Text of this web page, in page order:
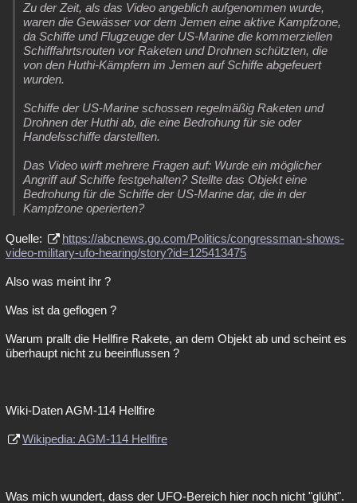
Zu der Zeit, als das Video angeblich aufgenommen wurde,
waren die Gewässer vor dem Jemen eine aktive Kampfzone,
da Schiffe und Flugzeuge der US-Marine die kommerziellen
Schifffahrtsrouten vor Raketen und Drohnen schützten, die
von den Huthi-Kämpfern im Jemen auf Schiffe abgefeuert
wurden.
Schiffe der US-Marine schossen regelmäßig Raketen und
Drohnen der Huthi ab, die eine Bedrohung für sie oder
Handelsschiffe darstellten.
Das Video wirft mehrere Fragen auf: Wurde ein möglicher
Angriff auf Schiffe festgehalten? Stellte das Objekt eine
Bedrohung für die Schiffe der US-Marine dar, die in der
Kampfzone operierten?
Quelle:
https://abcnews.go.com/Politics/congressman-shows-
video-military-ufo-hearing/story?id=125413475
Also was meint ihr ?
Was ist da geflogen ?
Warum prallt die Hellfire Rakete, an dem Objekt ab und scheint es
überhaupt nicht zu beeinflussen ?
Wiki-Daten AGM-114 Hellfire
Wikipedia: AGM-114 Hellfire
Was mich wundert, dass der UFO-Bereich hier noch nicht "glüht".